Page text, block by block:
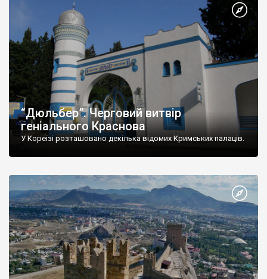
“Дюльбер”. Черговий витвір
геніального Краснова
У Кореїзі розташовано декілька відомих Кримських палаців.